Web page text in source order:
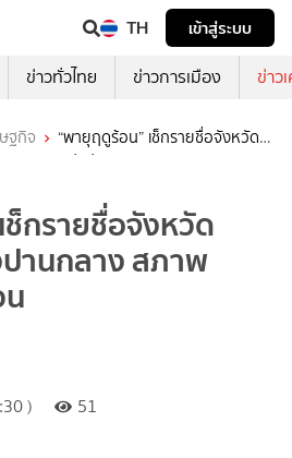
TH
เข้าสู่ระบบ
ข่าวทั่วไทย ข่าวการเมือง ข่าว
ฐกิจ
“พายุฤดูร้อน” เช็กรายชื่อจังหวัด
อากาศแปรปรวน
กรายชื่อจังหวัด
ปานกลาง สภาพ
)
51